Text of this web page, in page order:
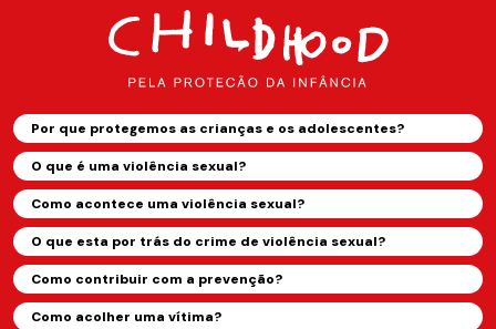
Por que protegemos as crianças e os adolescentes?
O que é uma violência sexual?
Como acontece uma violência sexual?
O que esta por trás do crime de violência sexual?
Como contribuir com a prevenção?
Como acolher uma vítima?